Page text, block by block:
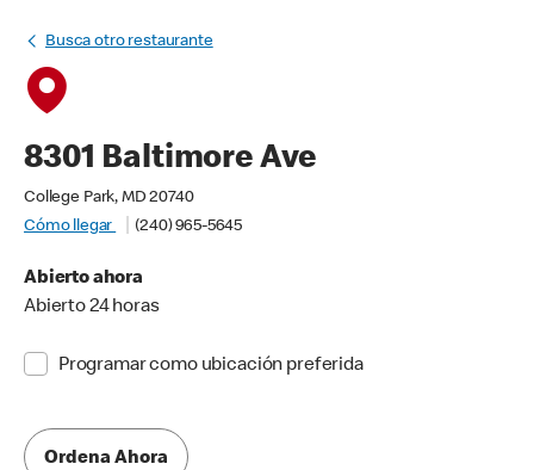
Busca otro restaurante
8301 Baltimore Ave
College Park, MD 20740
Cómo llegar
(240) 965-5645
Abierto ahora
Abierto 24 horas
Programar como ubicación preferida
Ordena Ahora